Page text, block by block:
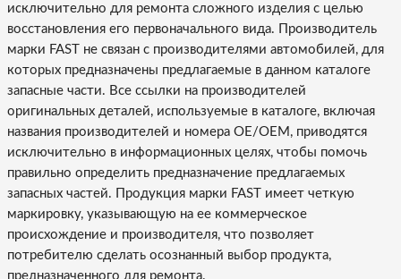
исключительно для ремонта сложного изделия с целью
восстановления его первоначального вида. Производитель
марки FAST не связан с производителями автомобилей, для
которых предназначены предлагаемые в данном каталоге
запасные части. Все ссылки на производителей
оригинальных деталей, используемые в каталоге, включая
названия производителей и номера OE/OEM, приводятся
исключительно в информационных целях, чтобы помочь
правильно определить предназначение предлагаемых
запасных частей. Продукция марки FAST имеет четкую
маркировку, указывающую на ее коммерческое
происхождение и производителя, что позволяет
потребителю сделать осознанный выбор продукта,
предназначенного для ремонта.